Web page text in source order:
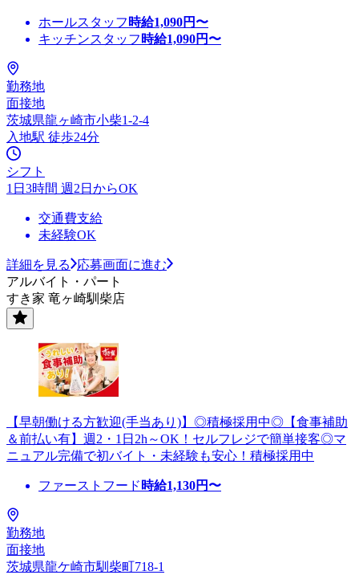
ホールスタッフ 時給1,090円〜
キッチンスタッフ 時給1,090円〜
勤務地
面接地
茨城県龍ヶ崎市小柴1-2-4
入地駅 徒歩24分
シフト
1日3時間 週2日からOK
交通費支給
未経験OK
詳細を見る
応募画面に進む
アルバイト・パート
すき家 竜ヶ崎馴柴店
【早朝働ける方歓迎(手当あり)】◎積極採用中◎【食事補助
＆前払い有】週2・1日2h～OK！セルフレジで簡単接客◎マ
ニュアル完備で初バイト・未経験も安心！積極採用中
ファーストフード 時給1,130円〜
勤務地
面接地
茨城県龍ケ崎市馴柴町718-1